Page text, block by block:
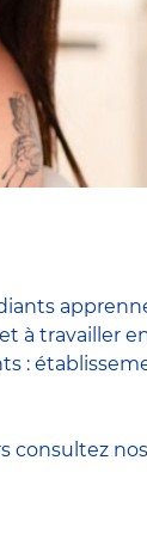
à travailler
:
consultez